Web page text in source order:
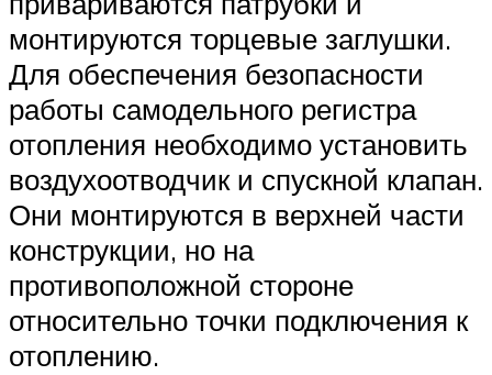
монтируются торцевые заглушки.
Для обеспечения безопасности
работы самодельного регистра
отопления необходимо установить
воздухоотводчик и спускной клапан.
Они монтируются в верхней части
конструкции, но на
противоположной стороне
относительно точки подключения к
отоплению.